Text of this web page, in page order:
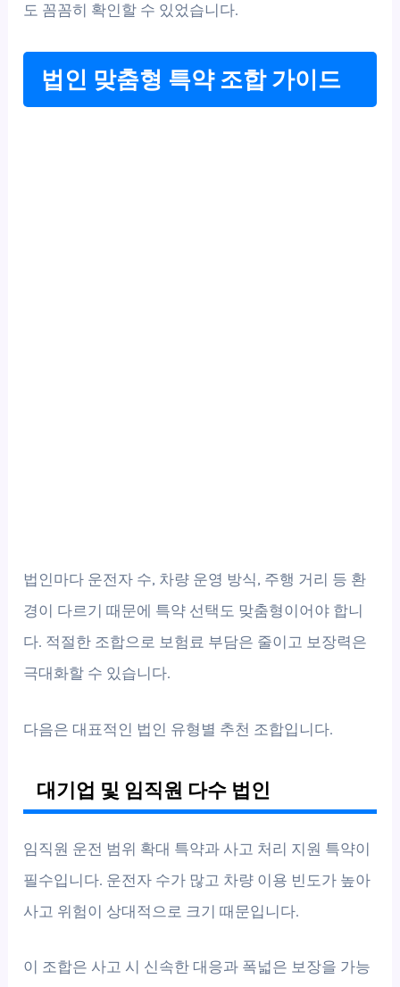
도 꼼꼼히 확인할 수 있었습니다.
법인 맞춤형 특약 조합 가이드
법인마다 운전자 수, 차량 운영 방식, 주행 거리 등 환
경이 다르기 때문에 특약 선택도 맞춤형이어야 합니
다. 적절한 조합으로 보험료 부담은 줄이고 보장력은
극대화할 수 있습니다.
다음은 대표적인 법인 유형별 추천 조합입니다.
대기업 및 임직원 다수 법인
임직원 운전 범위 확대 특약과 사고 처리 지원 특약이
필수입니다. 운전자 수가 많고 차량 이용 빈도가 높아
사고 위험이 상대적으로 크기 때문입니다.
이 조합은 사고 시 신속한 대응과 폭넓은 보장을 가능